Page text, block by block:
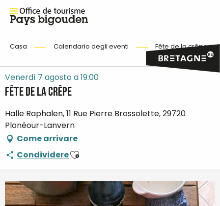
Casa Calendario degli eventi Fête de la crêpe
Venerdì 7 agosto a 19:00
Fête de la crêpe
Halle Raphalen, 11 Rue Pierre Brossolette, 29720
Plonéour-Lanvern
Come arrivare
CondividereAjouter aux favoris